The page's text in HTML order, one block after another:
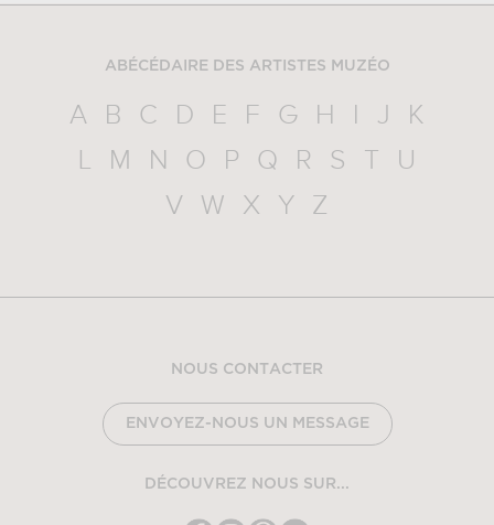
ABÉCÉDAIRE DES ARTISTES MUZÉO
A B C D E F G H I J
K
L
M N O P Q R S T
U
V
W X Y Z
NOUS CONTACTER
ENVOYEZ-NOUS UN MESSAGE
DÉCOUVREZ NOUS SUR...